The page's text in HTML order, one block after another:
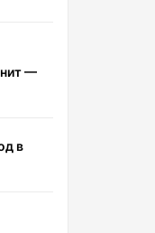
—
в